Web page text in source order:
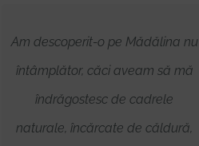
Am descoperit-o pe Mădălina nu
întâmplător, căci aveam să mă
îndrăgostesc de cadrele
naturale, încărcate de căldură,